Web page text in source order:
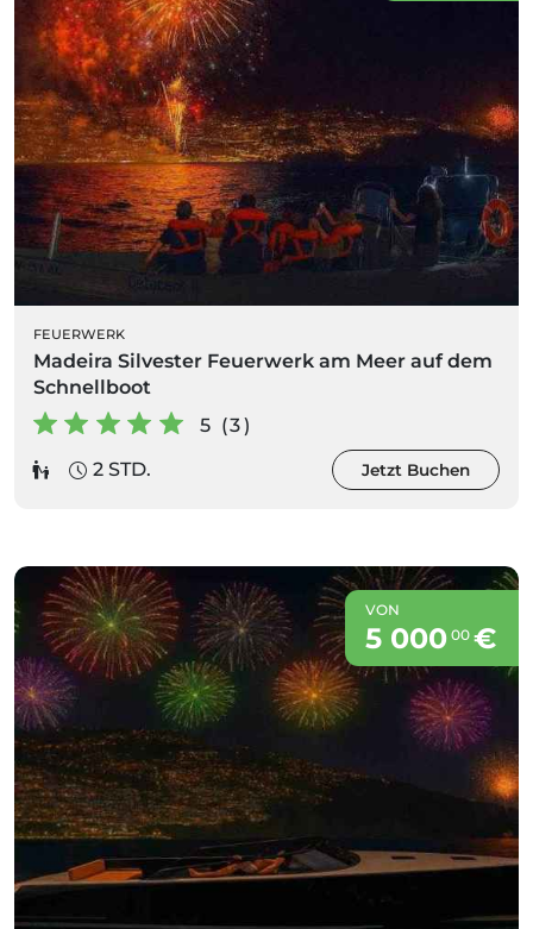
FEUERWERK
Madeira Silvester Feuerwerk am Meer auf dem
Schnellboot
5 (3)
2 STD.
Jetzt Buchen
VON
5 000 00€